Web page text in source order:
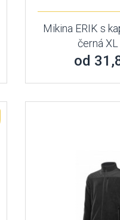
Mikina ERIK s
černá
od